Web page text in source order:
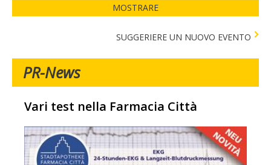
MOSTRARE
SUGGERIERE UN NUOVO EVENTO
PR-News
Vari test nella Farmacia Città